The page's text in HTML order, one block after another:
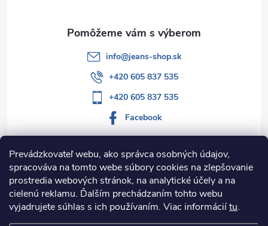
Prevádzkovateľ webu, ako správca osobných údajov,
spracováva na tomto webe súbory cookies na zlepšovanie
prostredia webových stránok, na analytické účely a na
cielenú reklamu. Ďalším prechádzaním tohto webu
vyjadrujete súhlas s ich používaním. Viac informáciítu.
Informácie pre vás
Kategórie
info@jeans-shop.sk
+420 605 837 535
+420 605 837 535
Facebook